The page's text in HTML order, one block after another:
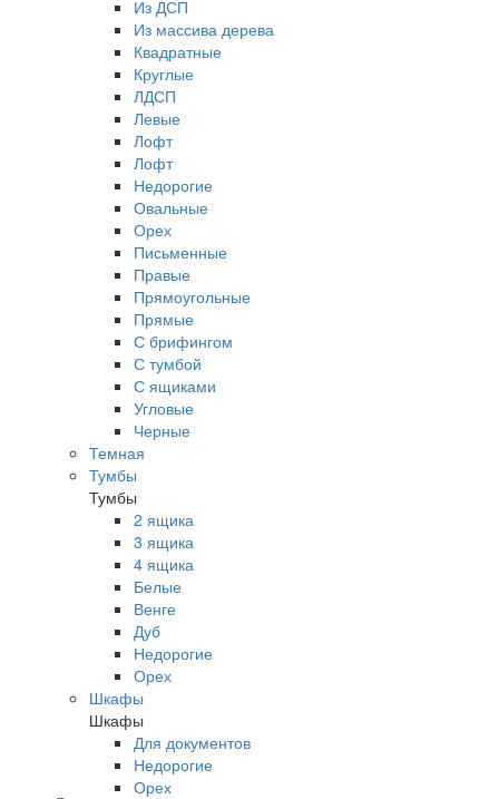
Из ДСП
Из массива дерева
Квадратные
Круглые
ЛДСП
Левые
Лофт
Лофт
Недорогие
Овальные
Орех
Письменные
Правые
Прямоугольные
Прямые
С брифингом
С тумбой
С ящиками
Угловые
Черные
Темная
Тумбы
Тумбы
2 ящика
3 ящика
4 ящика
Белые
Венге
Дуб
Недорогие
Орех
Шкафы
Шкафы
Для документов
Недорогие
Орех